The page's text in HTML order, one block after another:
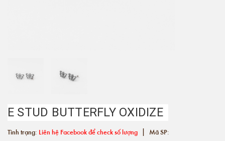
E STUD BUTTERFLY OXIDIZE
Tình trạng: Liên hệ Facebook để check số lượng | Mã SP: